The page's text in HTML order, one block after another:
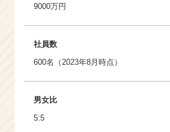
9000万円
社員数
600名（2023年8月時点）
男女比
5:5